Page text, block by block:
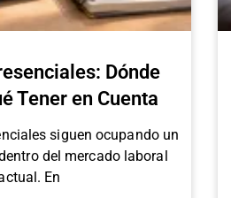
Dónde
Tener en Cuenta
siguen ocupando un
del mercado laboral
En